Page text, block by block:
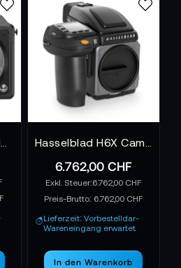
so wiedergegeben werden,
– natürlich, warm und
mit hochwertigen
Look, der einzigartig bleibt –
digitaler Sterilität.
verbunden
bis zu modernen
begleitet Generationen
spiegellosen DSLM-
Geschichte fort – leichter,
Bildstabilisierung,
und präzisem
wie visionär.
6.762,00 CHF
6.762,00 CHF
Preis-Brutto: 6.762,00 CHF
Lieferzeit: Vorbestelldar-
Wareneingang erwartet
In den Warenkorb